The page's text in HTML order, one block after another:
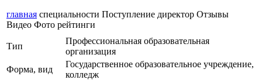
главная специальности Поступление директор Отзывы
Видео Фото рейтинги
Тип
Профессиональная образовательная
организация
Форма, вид
Государственное образовательное учреждение,
колледж